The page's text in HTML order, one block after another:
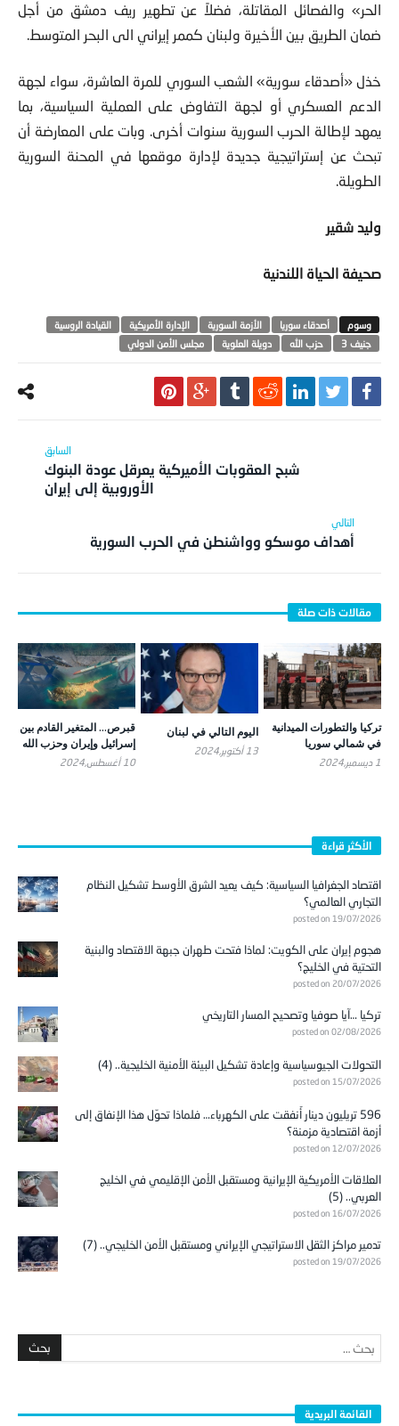
الحر» والفصائل المقاتلة، فضلاً عن تطهير ريف دمشق من أجل
ضمان الطريق بين الأخيرة ولبنان كممر إيراني الى البحر المتوسط.
خذل «أصدقاء سورية» الشعب السوري للمرة العاشرة، سواء لجهة
الدعم العسكري أو لجهة التفاوض على العملية السياسية، بما
يمهد لإطالة الحرب السورية سنوات أخرى. وبات على المعارضة أن
تبحث عن إستراتيجية جديدة لإدارة موقعها في المحنة السورية
الطويلة.
وليد شقير
صحيفة الحياة اللندنية
أصدقاء سوريا الأزمة السورية الإدارة الأمريكية
القيادة الروسية
جنيف 3
حزب الله دويلة العلوية مجلس الأمن الدولي
شبح العقوبات الأميركية يعرقل عودة البنوك
الأوروبية إلى إيران
أهداف موسكو وواشنطن في الحرب السورية
تركيا والتطورات الميدانية
في شمالي سوريا
1 ديسمبر,2024
اليوم التالي في لبنان
13 أكتوبر,2024
قبرص… المتغير القادم بين
إسرائيل وإيران وحزب الله
10 أغسطس,2024
الأكثر قراءة
اقتصاد الجغرافيا السياسية: كيف يعيد الشرق الأوسط تشكيل النظام
التجاري العالمي؟
posted on 19/07/2026
هجوم إيران على الكويت: لماذا فتحت طهران جبهة الاقتصاد والبنية
التحتية في الخليج؟
posted on 20/07/2026
تركيا …آيا صوفيا وتصحيح المسار التاريخي
posted on 02/08/2026
التحولات الجيوسياسية وإعادة تشكيل البيئة الأمنية الخليجية.. (4)
posted on 15/07/2026
596 تريليون دينار أُنفقت على الكهرباء… فلماذا تحوّل هذا الإنفاق إلى
أزمة اقتصادية مزمنة؟
posted on 12/07/2026
العلاقات الأمريكية الإيرانية ومستقبل الأمن الإقليمي في الخليج
العربي.. (5)
posted on 16/07/2026
تدمير مراكز الثقل الاستراتيجي الإيراني ومستقبل الأمن الخليجي.. (7)
posted on 19/07/2026
القائمة البريدية